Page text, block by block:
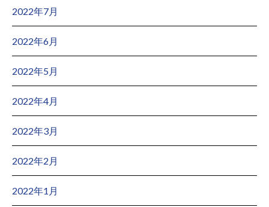
2022年7月
2022年6月
2022年5月
2022年4月
2022年3月
2022年2月
2022年1月